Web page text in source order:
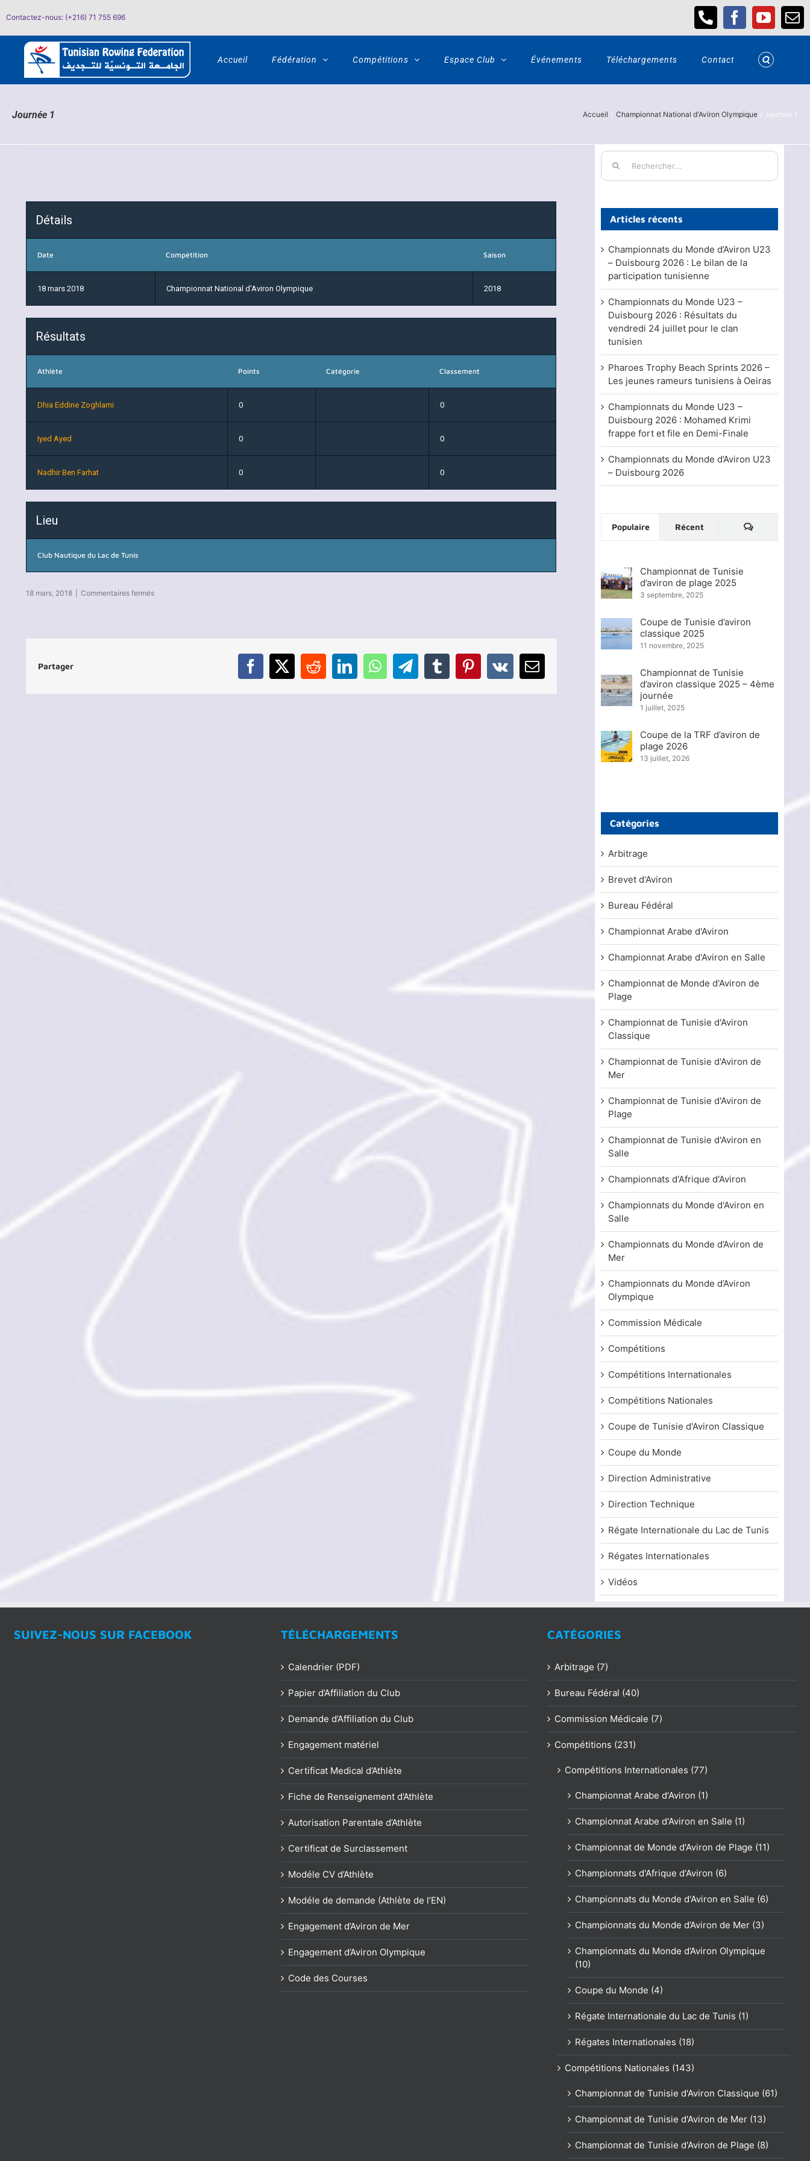
auContactez-nous: (+216) 71 755 696 Téléphone
Facebook
Accueil Fédération Compétitions Espace Club Événements Téléchargements Contact
Journée 1 Accueil Championnat National d'Aviron Olympique Journée 1
Détails
Date Compétition Saison
18 mars 2018 Championnat National d'Aviron Olympique 2018
Résultats
Athlète Points Catégorie Classement
Dhia Eddine Zoghlami 0 0
Iyed Ayed 0 0
Nadhir Ben Farhat 0 0
Lieu
Club Nautique du Lac de Tunis
18 mars, 2018 Commentaires ferméssur
Partager Facebook
X RedditLinkedInWhatsApp
TelegramTumblrPinterest
Vk Email
Rechercher:
Articles récents
Championnats du Monde d’Aviron U23
– Duisbourg 2026 : Le bilan de la
participation tunisienne
Championnats du Monde U23 –
Duisbourg 2026 : Résultats du
vendredi 24 juillet pour le clan
tunisien
Pharoes Trophy Beach Sprints 2026 –
Les jeunes rameurs tunisiens à Oeiras
Championnats du Monde U23 –
Duisbourg 2026 : Mohamed Krimi
frappe fort et file en Demi-Finale
Championnats du Monde d’Aviron U23
– Duisbourg 2026
Populaire Récent
Championnat de Tunisie
d’aviron de plage 2025
3 septembre, 2025
Coupe de Tunisie d’aviron
classique 2025
11 novembre, 2025
Championnat de Tunisie
d’aviron classique 2025 – 4ème
journée
1 juillet, 2025
Coupe de la TRF d’aviron de
plage 2026
13 juillet, 2026
Catégories
Arbitrage
Brevet d'Aviron
Bureau Fédéral
Championnat Arabe d'Aviron
Championnat Arabe d'Aviron en Salle
Championnat de Monde d'Aviron de
Plage
Championnat de Tunisie d'Aviron
Classique
Championnat de Tunisie d'Aviron de
Mer
Championnat de Tunisie d'Aviron de
Plage
Championnat de Tunisie d'Aviron en
Salle
Championnats d'Afrique d'Aviron
Championnats du Monde d'Aviron en
Salle
Championnats du Monde d’Aviron de
Mer
Championnats du Monde d’Aviron
Olympique
Commission Médicale
Compétitions
Compétitions Internationales
Compétitions Nationales
Coupe de Tunisie d'Aviron Classique
Coupe du Monde
Direction Administrative
Direction Technique
Régate Internationale du Lac de Tunis
Régates Internationales
Vidéos
SUIVEZ-NOUS SUR FACEBOOK TÉLÉCHARGEMENTS
Calendrier (PDF)
Papier d’Affiliation du Club
Demande d’Affiliation du Club
Engagement matériel
Certificat Medical d’Athlète
Fiche de Renseignement d’Athlète
Autorisation Parentale d’Athlète
Certificat de Surclassement
Modéle CV d’Athlète
Modéle de demande (Athlète de l’EN)
Engagement d’Aviron de Mer
Engagement d’Aviron Olympique
Code des Courses
CATÉGORIES
Arbitrage (7)
Bureau Fédéral (40)
Commission Médicale (7)
Compétitions (231)
Compétitions Internationales (77)
Championnat Arabe d'Aviron (1)
Championnat Arabe d'Aviron en Salle (1)
Championnat de Monde d'Aviron de Plage (11)
Championnats d'Afrique d'Aviron (6)
Championnats du Monde d'Aviron en Salle (6)
Championnats du Monde d’Aviron de Mer (3)
Championnats du Monde d’Aviron Olympique
(10)
Coupe du Monde (4)
Régate Internationale du Lac de Tunis (1)
Régates Internationales (18)
Compétitions Nationales (143)
Championnat de Tunisie d'Aviron Classique (61)
Championnat de Tunisie d'Aviron de Mer (13)
Championnat de Tunisie d'Aviron de Plage (8)